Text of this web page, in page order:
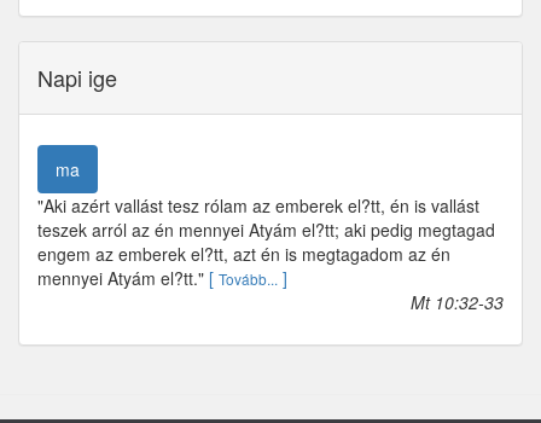
Napi ige
ma
"Aki azért vallást tesz rólam az emberek el?tt, én is vallást
teszek arról az én mennyei Atyám el?tt; aki pedig megtagad
engem az emberek el?tt, azt én is megtagadom az én
mennyei Atyám el?tt." [ Tovább... ]
Mt 10:32-33